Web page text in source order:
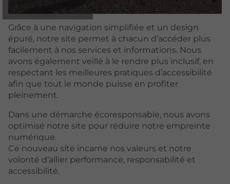
Grâce à une navigation simplifiée et un design
épuré, notre site permet à chacun d’accéder plus
facilement à nos services et informations. Nous
avons également veillé à le rendre plus inclusif, en
respectant les meilleures pratiques d’accessibilité
afin que tout le monde puisse en profiter
pleinement.
Dans une démarche écoresponsable, nous avons
optimisé notre site pour réduire notre empreinte
numérique.
Ce nouveau site incarne nos valeurs et notre
volonté d’allier performance, responsabilité et
accessibilité.